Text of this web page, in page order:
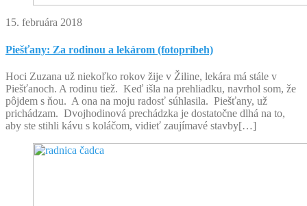
15. februára 2018
Piešťany: Za rodinou a lekárom (fotopríbeh)
Hoci Zuzana už niekoľko rokov žije v Žiline, lekára má stále v
Piešťanoch. A rodinu tiež. Keď išla na prehliadku, navrhol som, že
pôjdem s ňou. A ona na moju radosť súhlasila. Piešťany, už
prichádzam. Dvojhodinová prechádzka je dostatočne dlhá na to,
aby ste stihli kávu s koláčom, vidieť zaujímavé stavby[…]